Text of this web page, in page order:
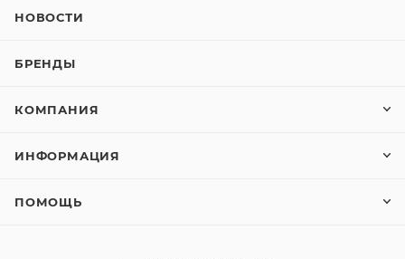
НОВОСТИ
БРЕНДЫ
КОМПАНИЯ
ИНФОРМАЦИЯ
ПОМОЩЬ